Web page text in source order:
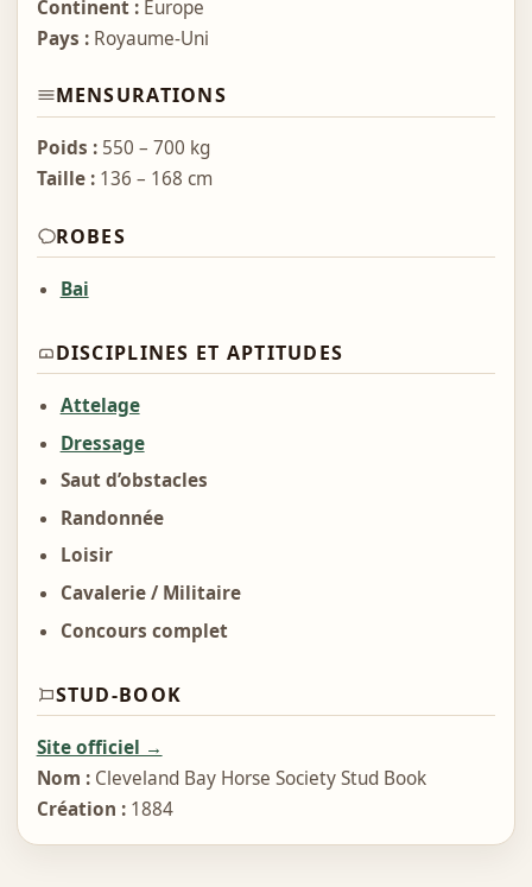
Continent :Europe
Pays :Royaume-Uni
MENSURATIONS
Poids :550 – 700 kg
Taille :136 – 168 cm
ROBES
Bai
DISCIPLINES ET APTITUDES
Attelage
Dressage
Saut d’obstacles
Randonnée
Loisir
Cavalerie / Militaire
Concours complet
STUD-BOOK
Site officiel →
Nom :Cleveland Bay Horse Society Stud Book
Création :1884